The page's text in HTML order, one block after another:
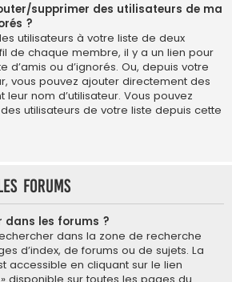
supprimer des utilisateurs de ma
?
utilisateurs à votre liste de deux
de chaque membre, il y a un lien pour
d’amis ou d’ignorés. Ou, depuis votre
vous pouvez ajouter directement des
nom d’utilisateur. Vous pouvez
utilisateurs de votre liste depuis cette
forums
dans les forums ?
dans la zone de recherche
d’index, de forums ou de sujets. La
accessible en cliquant sur le lien